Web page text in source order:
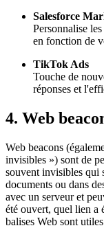
Salesforce
Personnalise
en fonction de
TikTok Ads
Touche de
réponses et
4. Web
Web beacons
invisibles ») sont de
souvent invisibles qui
documents ou dans
avec un serveur et
été ouvert, quel lien a
balises Web sont